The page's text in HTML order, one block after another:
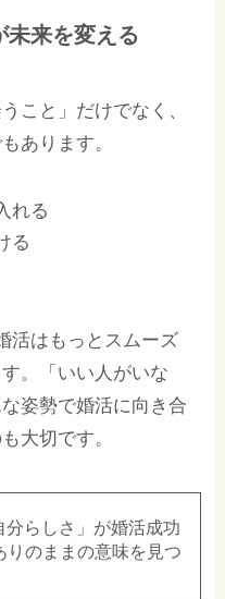
未来を変える
こと」だけでなく、
あります。
れる
る
活はもっとスムーズ
。「いい人がいな
姿勢で婚活に向き合
大切です。
分らしさ」が婚活成功
りのままの意味を見つ